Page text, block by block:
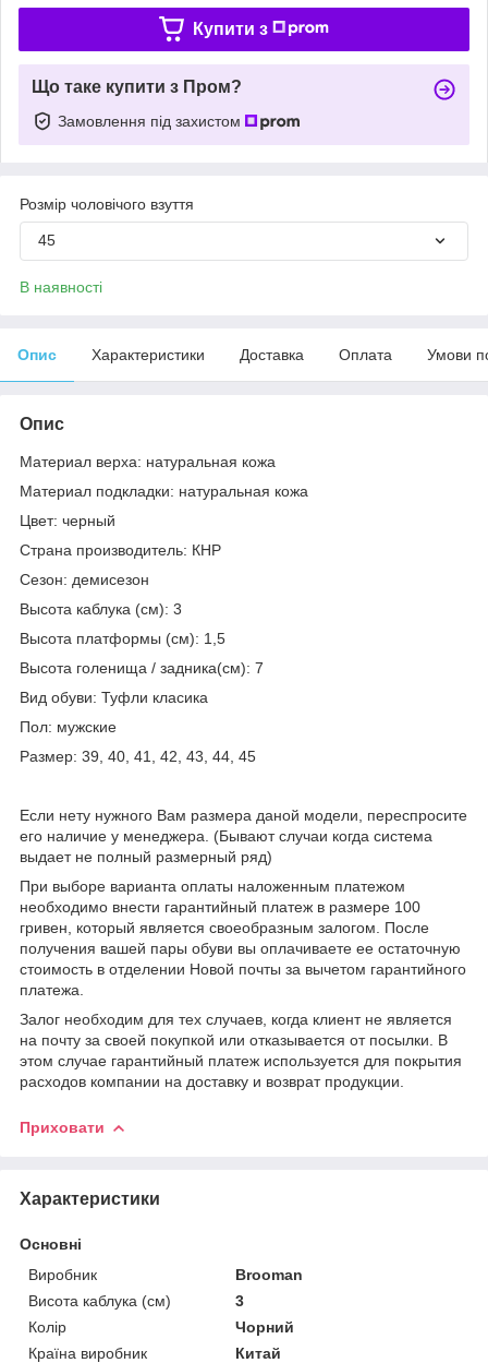
Купити з
Що таке купити з Пром?
Замовлення під захистом
Розмір чоловічого взуття
45
В наявності
Опис Характеристики Доставка Оплата Умови
Опис
Материал верха: натуральная кожа
Материал подкладки: натуральная кожа
Цвет: черный
Страна производитель: КНР
Сезон: демисезон
Высота каблука (см): 3
Высота платформы (см): 1,5
Высота голенища / задника(см): 7
Вид обуви: Туфли класика
Пол: мужские
Размер: 39, 40, 41, 42, 43, 44, 45
Если нету нужного Вам размера даной модели, переспросите
его наличие у менеджера. (Бывают случаи когда система
выдает не полный размерный ряд)
При выборе варианта оплаты наложенным платежом
необходимо внести гарантийный платеж в размере 100
гривен, который является своеобразным залогом. После
получения вашей пары обуви вы оплачиваете ее остаточную
стоимость в отделении Новой почты за вычетом гарантийного
платежа.
Залог необходим для тех случаев, когда клиент не является
на почту за своей покупкой или отказывается от посылки. В
этом случае гарантийный платеж используется для покрытия
расходов компании на доставку и возврат продукции.
Приховати
Характеристики
Основні
Виробник
Brooman
Висота каблука (см)
3
Колір
Чорний
Країна виробник
Китай